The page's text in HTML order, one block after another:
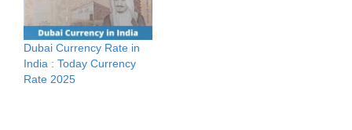
Dubai Currency Rate in
India : Today Currency
Rate 2025